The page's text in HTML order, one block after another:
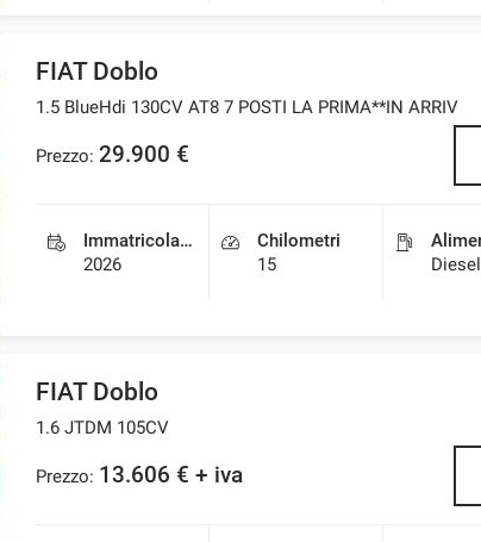
FIAT Doblo
1.5 BlueHdi 130CV AT8 7 POSTI LA PRIMA**IN ARRIV
Prezzo: 29.900 €
Immatricolazione
2026
Chilometri
15
Diesel
FIAT Doblo
1.6 JTDM 105CV
Prezzo: 13.606 € + iva